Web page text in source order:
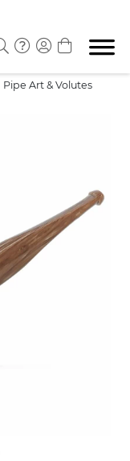
Pipe Art & Volutes